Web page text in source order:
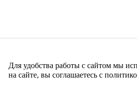
Для удобства работы с сайтом мы
на сайте, вы соглашаетесь с